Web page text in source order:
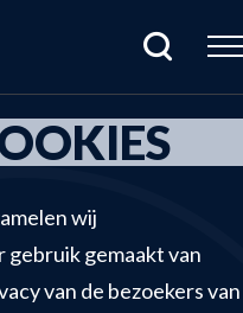
wij
gemaakt van
van de bezoekers van